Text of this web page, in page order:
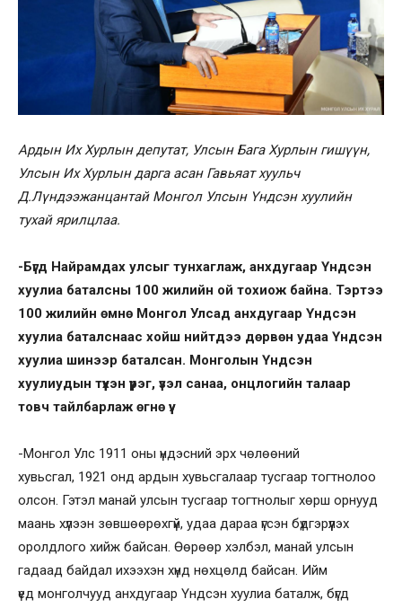
Ардын Их Хурлын депутат, Улсын Бага Хурлын гишүүн,
Улсын Их Хурлын дарга асан Гавьяат хуульч
Д.Лүндээжанцантай Монгол Улсын Үндсэн хуулийн
тухай ярилцлаа.
-Бүгд Найрамдах улсыг тунхаглаж, анхдугаар Үндсэн
хуулиа баталсны 100 жилийн ой тохиож байна. Тэртээ
100 жилийн өмнө Монгол Улсад анхдугаар Үндсэн
хуулиа баталснаас хойш нийтдээ дөрвөн удаа Үндсэн
хуулиа шинээр баталсан. Монголын Үндсэн
хуулиудын түүхэн үүрэг, үзэл санаа, онцлогийн талаар
товч тайлбарлаж өгнө үү.
-Монгол Улс 1911 оны үндэсний эрх чөлөөний
хувьсгал, 1921 онд ардын хувьсгалаар тусгаар тогтнолоо
олсон. Гэтэл манай улсын тусгаар тогтнолыг хөрш орнууд
маань хүлээн зөвшөөрөхгүй, удаа дараа үгсэн бүдгэрүүлэх
оролдлого хийж байсан. Өөрөөр хэлбэл, манай улсын
гадаад байдал ихээхэн хүнд нөхцөлд байсан. Ийм
үед монголчууд анхдугаар Үндсэн хуулиа баталж, бүгд